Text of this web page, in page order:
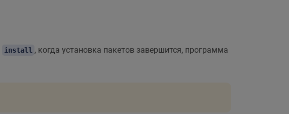
install , когда установка пакетов завершится, программа